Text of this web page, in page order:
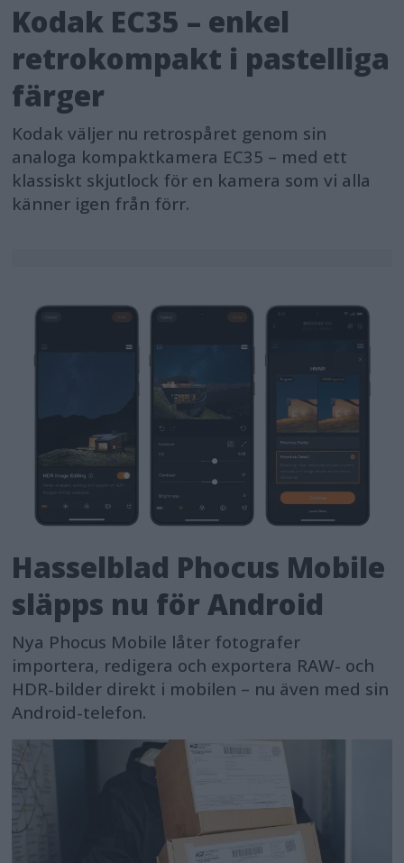
Kodak EC35 – enkel
retrokompakt i pastelliga
färger
Kodak väljer nu retrospåret genom sin
analoga kompaktkamera EC35 – med ett
klassiskt skjutlock för en kamera som vi alla
känner igen från förr.
Hasselblad Phocus Mobile
släpps nu för Android
Nya Phocus Mobile låter fotografer
importera, redigera och exportera RAW- och
HDR-bilder direkt i mobilen – nu även med sin
Android-telefon.